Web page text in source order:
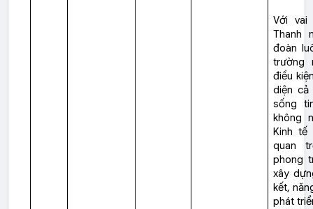
Với
Thanh
đoàn
trường
điều
diện
sống
không
Kinh
quan
phong
xây
kết,
phát